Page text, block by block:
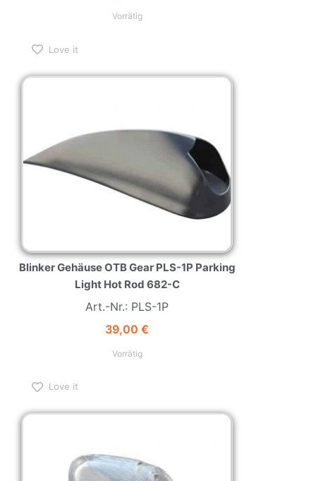
Vorrätig
Love it
Blinker Gehäuse OTB Gear PLS-1P Parking
Light Hot Rod 682-C
Art.-Nr.: PLS-1P
39,00 €
Vorrätig
Love it